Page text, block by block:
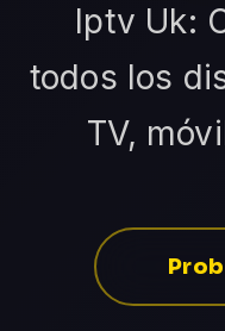
Iptv Uk:
todos los
TV,